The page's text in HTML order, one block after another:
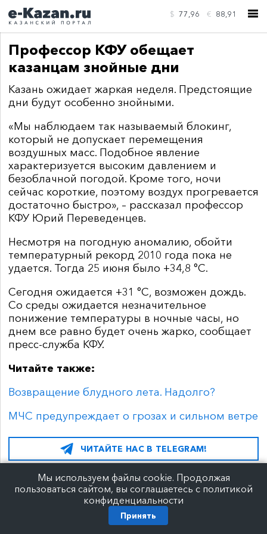
$ 77,96 € 88,91
Профессор КФУ обещает
казанцам знойные дни
Казань ожидает жаркая неделя. Предстоящие
дни будут особенно знойными.
«Мы наблюдаем так называемый блокинг,
который не допускает перемещения
воздушных масс. Подобное явление
характеризуется высоким давлением и
безоблачной погодой. Кроме того, ночи
сейчас короткие, поэтому воздух прогревается
достаточно быстро», – рассказал профессор
КФУ Юрий Переведенцев.
Несмотря на погодную аномалию, обойти
температурный рекорд 2010 года пока не
удается. Тогда 25 июня было +34,8 °C.
Сегодня ожидается +31 °C, возможен дождь.
Со среды ожидается незначительное
понижение температуры в ночные часы, но
днем все равно будет очень жарко, сообщает
пресс-служба КФУ.
Читайте также:
Возвращение блудного лета. Надолго?
МЧС предупреждает о грозах и сильном ветре
ЧИТАЙТЕ НАС В TELEGRAM!
Мы используем файлы cookie. Продолжая
пользоваться сайтом, вы соглашаетесь с политикой
конфиденциальности
Принять